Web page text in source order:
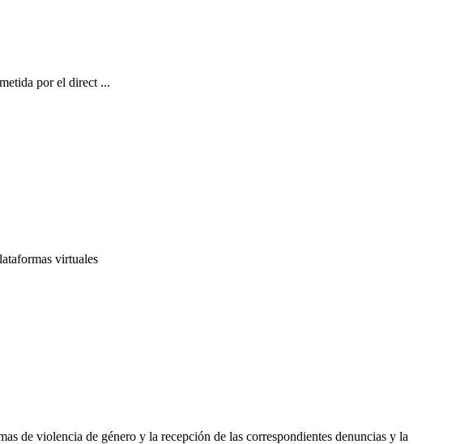
por el direct ...
virtuales
de violencia de género y la recepción de las correspondientes denuncias y la